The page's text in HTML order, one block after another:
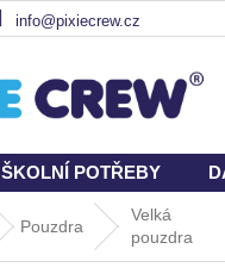
info@pixiecrew.cz
ŠKOLNÍ POTŘEBY
Pouzdra
Velká
pouzdra